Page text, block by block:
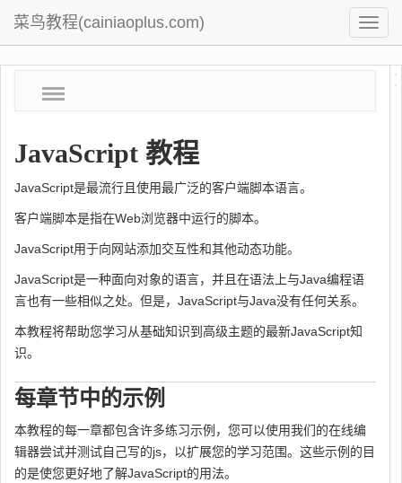
菜
菜鸟教程(cainiaoplus.com)
JavaScript 教程
JavaScript是最流行且使用最广泛的客户端脚本语言。
客户端脚本是指在Web浏览器中运行的脚本。
JavaScript用于向网站添加交互性和其他动态功能。
JavaScript是一种面向对象的语言，并且在语法上与Java编程语
言也有一些相似之处。但是，JavaScript与Java没有任何关系。
本教程将帮助您学习从基础知识到高级主题的最新JavaScript知
识。
每章节中的示例
本教程的每一章都包含许多练习示例，您可以使用我们的在线编
辑器尝试并测试自己写的js，以扩展您的学习范围。这些示例的目
的是使您更好地了解JavaScript的用法。